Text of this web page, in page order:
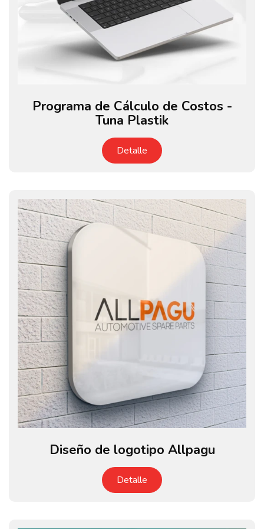
Programa de Cálculo de Costos -
Tuna Plastik
Detalle
Diseño de logotipo Allpagu
Detalle